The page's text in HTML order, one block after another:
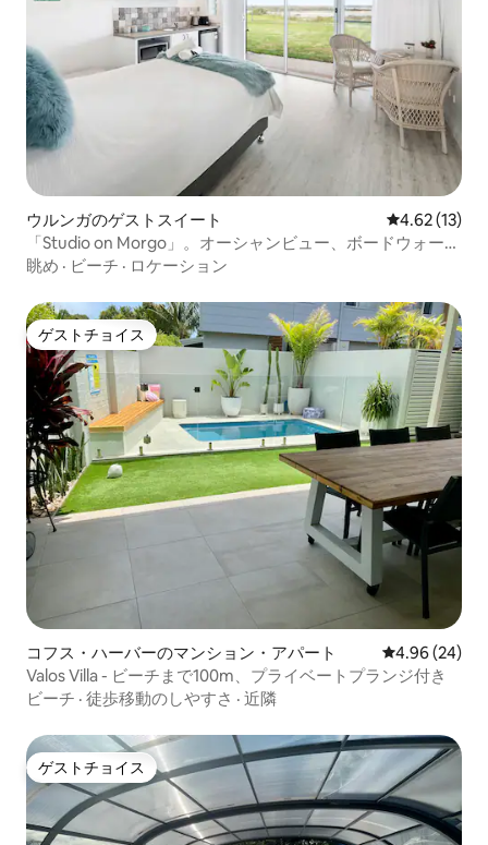
ウルンガのゲストスイート レビュー13
4.62 (13)
「Studio on Morgo」。オーシャンビュー、ボードウォー
ク、リド
眺め · ビーチ · ロケーション
ゲストチョイス
ゲストチョイス
コフス・ハーバーのマンション・アパート レビュー24
4.96 (24)
Valos Villa - ビーチまで100m、プライベートプランジ付き
ビーチ · 徒歩移動のしやすさ · 近隣
ゲストチョイス
ゲストチョイス